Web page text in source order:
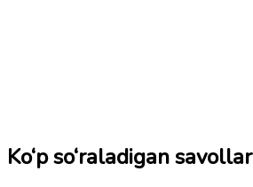
Ko‘p so‘raladigan savollar